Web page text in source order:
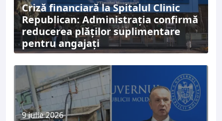
Criză financiară la Spitalul Clinic
Republican: Administrația confirmă
reducerea plăților suplimentare
pentru angajați
9 iulie 2026